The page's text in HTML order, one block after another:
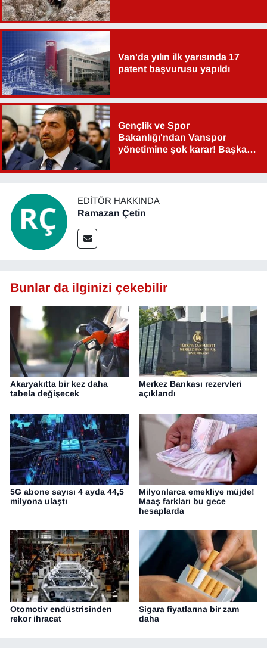
Van'da yılın ilk yarısında 17
patent başvurusu yapıldı
Gençlik ve Spor
Bakanlığı'ndan Vanspor
yönetimine şok karar! Başkan
EDITÖR HAKKINDA
Ramazan Çetin
Bunlar da ilginizi çekebilir
Akaryakıtta bir kez daha
tabela değişecek
Merkez Bankası rezervleri
açıklandı
5G abone sayısı 4 ayda 44,5
milyona ulaştı
Milyonlarca emekliye müjde!
Maaş farkları bu gece
hesaplarda
Otomotiv endüstrisinden
rekor ihracat
Sigara fiyatlarına bir zam
daha
Turizm
VAN'DA SPOR
Vasıta
YAŞAM
YEREL